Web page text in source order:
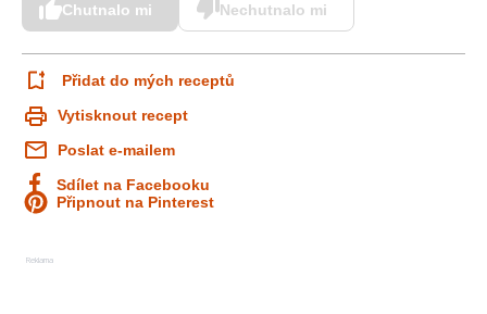
Chutnalo mi Nechutnalo mi
Přidat do mých receptů
Vytisknout recept
Poslat e-mailem
Sdílet na Facebooku
Připnout na Pinterest
Reklama